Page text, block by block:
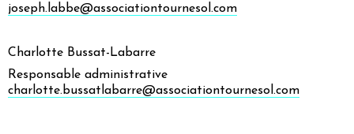
joseph.labbe@associationtournesol.com
Charlotte Bussat-Labarre
Responsable administrative
charlotte.bussatlabarre@associationtournesol.com